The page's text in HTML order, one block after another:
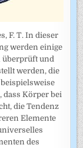
F. T. In dieser
werden einige
überprüft und
werden, die
dass Körper bei
die Tendenz
Elemente
des